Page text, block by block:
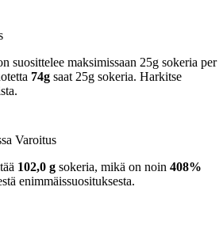
suosittelee maksimissaan 25g sokeria per
74g saat 25g sokeria. Harkitse
Varoitus
102,0 g sokeria, mikä on noin 408%
enimmäissuosituksesta.